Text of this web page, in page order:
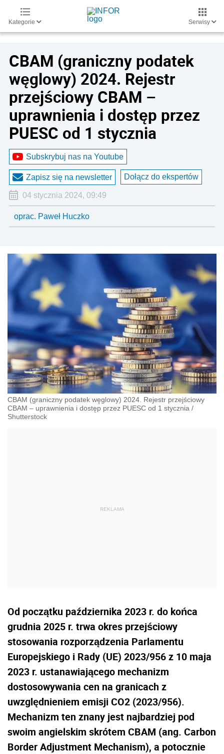
Kategorie Serwisy
CBAM (graniczny podatek
węglowy) 2024. Rejestr
przejściowy CBAM –
uprawnienia i dostęp przez
PUESC od 1 stycznia
Subskrybuj nas na Youtube
Zapisz się na newsletter Dołącz do ekspertów
04 stycznia 2024, 09:49
oprac. Paweł Huczko
CBAM (graniczny podatek węglowy) 2024. Rejestr przejściowy
CBAM – uprawnienia i dostęp przez PUESC od 1 stycznia /
Shutterstock
Od początku października 2023 r. do końca
grudnia 2025 r. trwa okres przejściowy
stosowania rozporządzenia Parlamentu
Europejskiego i Rady (UE) 2023/956 z 10 maja
2023 r. ustanawiającego mechanizm
dostosowywania cen na granicach z
uwzględnieniem emisji CO2 (2023/956).
Mechanizm ten znany jest najbardziej pod
swoim angielskim skrótem CBAM (ang. Carbon
Border Adjustment Mechanism), a potocznie